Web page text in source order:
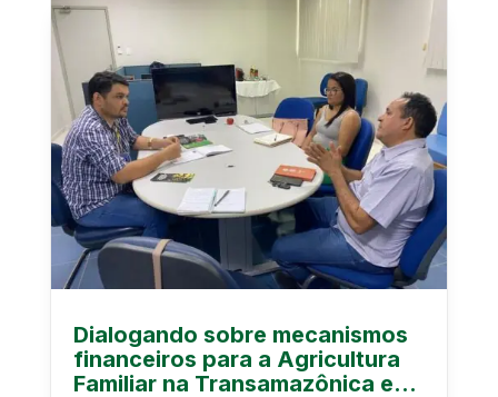
Dialogando sobre mecanismos
financeiros para a Agricultura
Familiar na Transamazônica e